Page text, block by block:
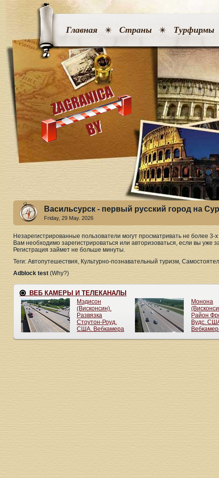
Главная Страны Турфирмы
Васильсурск - первый русский город на
Friday, 29 May. 2026
Незарегистрированные пользователи могут просматривать не более 3-х
Вам необходимо зарегистрироваться или авторизоваться, если вы уже
Регистрация займет не больше минуты.
Теги: Автопутешествия, Культурно-познавательный туризм,
Adblock test (Why?)